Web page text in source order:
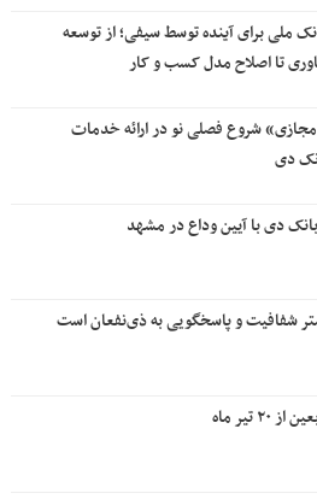
ملی برای آینده توسط سیفی؛ از توسعه
تا اصلاح مدل کسب و کار
مجازی» شروع فصلی نو در ارائه خدمات
دی
دی با آیین وداع در مشهد
شفافیت و پاسخگویی به ذی‌نفعان است
تیر ماه